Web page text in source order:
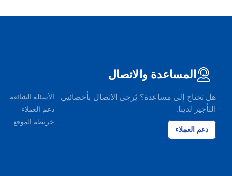
المساعدة والاتصال
هل تحتاج إلى مساعدة؟ يُرجى الاتصال بأخصائيي
التأجير لدينا.
دعم العملاء
الأسئلة الشائعة
دعم العملاء
خريطة الموقع